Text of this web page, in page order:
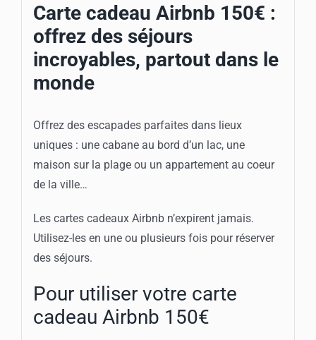
Carte cadeau Airbnb 150€ :
offrez des séjours
incroyables, partout dans le
monde
Offrez des escapades parfaites dans lieux
uniques : une cabane au bord d’un lac, une
maison sur la plage ou un appartement au coeur
de la ville…
Les cartes cadeaux Airbnb n’expirent jamais.
Utilisez-les en une ou plusieurs fois pour réserver
des séjours.
Pour utiliser votre carte
cadeau Airbnb 150€